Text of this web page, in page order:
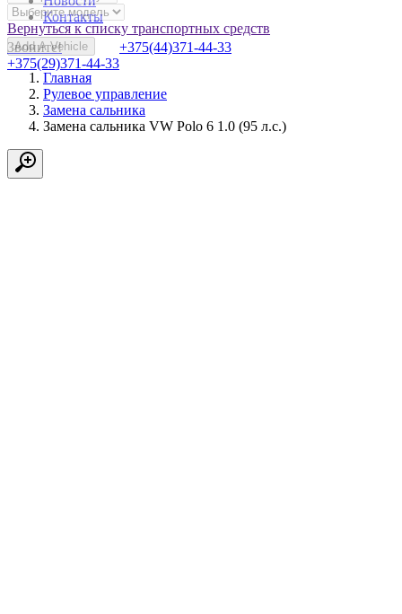
Контакты
Звоните!
+375(29)371-44-33
+375(44)371-44-33
Вернуться к списку транспортных средств
Add A Vehicle
Главная
Рулевое управление
Замена сальника
Замена сальника VW Polo 6 1.0 (95 л.с.)